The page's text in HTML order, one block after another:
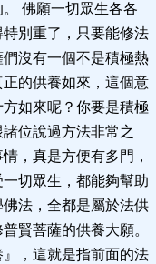
佛願一切眾生各各
別重了，只要能修法
沒有一個不是積極熱
的供養如來，這個意
如來呢？你要是積極
位說過方法非常之
，真是方便有多門，
切眾生，都能夠幫助
法，全都是屬於法供
賢菩薩的供養大願。
，這就是指前面的法